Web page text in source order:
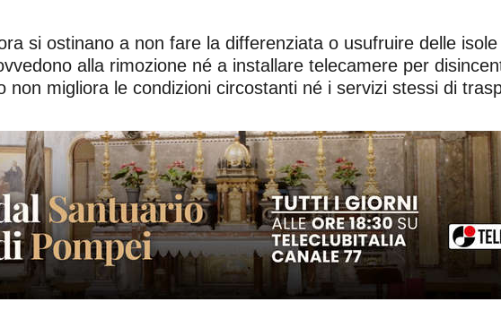
si ostinano a non fare la differenziata o usufruire delle
alla rimozione né a installare telecamere per
non migliora le condizioni circostanti né i servizi stessi di